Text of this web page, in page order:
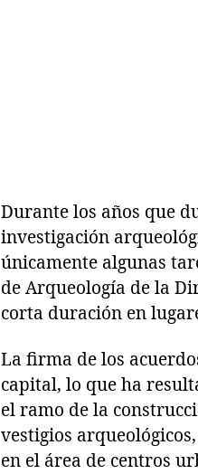
Durante los años que
investigación
únicamente algunas
de Arqueología de la
corta duración en
La firma de los
capital, lo que ha
el ramo de la
vestigios
en el área de centros